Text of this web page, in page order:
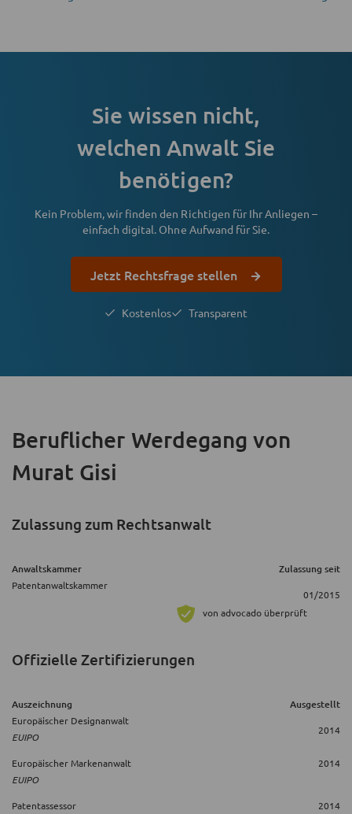
Sie wissen nicht,
welchen Anwalt Sie
benötigen?
Kein Problem, wir finden den Richtigen für Ihr Anliegen –
einfach digital. Ohne Aufwand für Sie.
Jetzt Rechtsfrage stellen
Kostenlos Transparent
Beruflicher Werdegang von
Murat Gisi
Zulassung zum Rechtsanwalt
Anwaltskammer Zulassung seit
Patentanwaltskammer
01/2015
von advocado überprüft
Offizielle Zertifizierungen
Auszeichnung Ausgestellt
Europäischer Designanwalt
EUIPO
2014
Europäischer Markenanwalt
EUIPO
2014
Patentassessor
2014